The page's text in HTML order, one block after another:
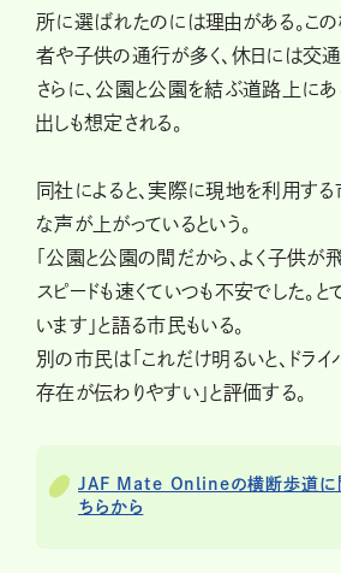
所に選ばれたのには理由がある。こ
者や子供の通行が多く、休日には交通
さらに、公園と公園を結ぶ道路上に
出しも想定される。
同社によると、実際に現地を利用す
な声が上がっているという。
「公園と公園の間だから、よく子供が
スピードも速くていつも不安でした。と
います」と語る市民もいる。
別の市民は「これだけ明るいと、ドラ
存在が伝わりやすい」と評価する。
JAF Mate Onlineの横断歩道に
ちらから